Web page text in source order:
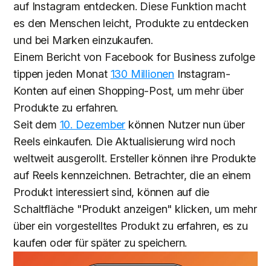
auf Instagram entdecken. Diese Funktion macht
es den Menschen leicht, Produkte zu entdecken
und bei Marken einzukaufen.
Einem Bericht von Facebook for Business zufolge
tippen jeden Monat 130 Millionen Instagram-
Konten auf einen Shopping-Post, um mehr über
Produkte zu erfahren.
Seit dem 10. Dezember können Nutzer nun über
Reels einkaufen. Die Aktualisierung wird noch
weltweit ausgerollt. Ersteller können ihre Produkte
auf Reels kennzeichnen. Betrachter, die an einem
Produkt interessiert sind, können auf die
Schaltfläche "Produkt anzeigen" klicken, um mehr
über ein vorgestelltes Produkt zu erfahren, es zu
kaufen oder für später zu speichern.